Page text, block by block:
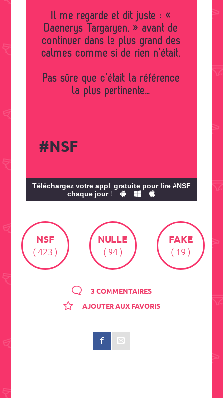
Il me regarde et dit juste : «
Daenerys Targaryen. » avant de
continuer dans le plus grand des
calmes comme si de rien n’était.
Pas sûre que c’était la référence
la plus pertinente…
#NSF
Téléchargez votre appli gratuite pour lire #NSF
chaque jour !
NSF
( 423 )
NULLE
( 94 )
FAKE
( 19 )
3 COMMENTAIRES
AJOUTER AUX FAVORIS